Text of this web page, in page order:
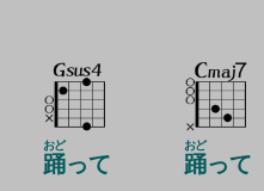
踊
おど
って 踊
おど
って